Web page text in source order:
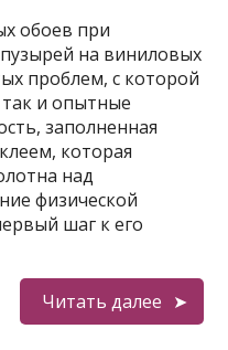
обоев при
на виниловых
проблем, с которой
и опытные
заполненная
которая
над
физической
шаг к его
Читать далее